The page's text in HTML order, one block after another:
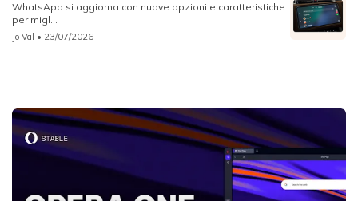
WhatsApp si aggiorna con nuove opzioni e caratteristiche
per migl...
Jo Val • 23/07/2026